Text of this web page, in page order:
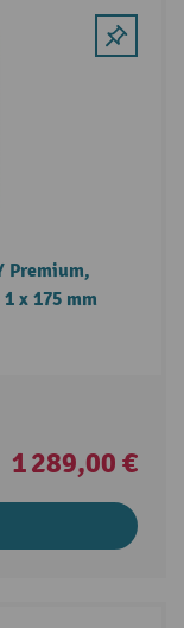
Premium,
x 175 mm
1 289,00 €